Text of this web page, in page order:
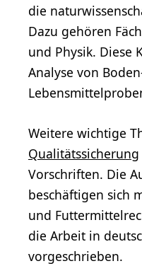
die
Dazu gehören
und Physik. Diese
Analyse von
Weitere wichtige
Qualitätssicherung
Vorschriften. Die
beschäftigen sich
und
die Arbeit in
vorgeschrieben.